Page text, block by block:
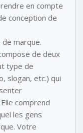
en compte
conception de
marque.
de deux
type de
slogan, etc.) qui
comprend
les gens
Votre